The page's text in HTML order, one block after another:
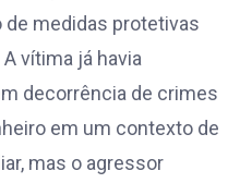
medidas protetivas
vítima já havia
decorrência de crimes
em um contexto de
mas o agressor